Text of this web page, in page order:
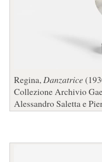
Regina,Danzatrice
Collezione Archivio
Alessandro Saletta e